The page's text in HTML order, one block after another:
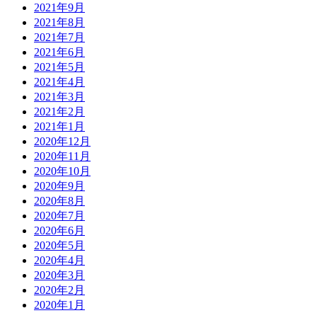
2021年9月
2021年8月
2021年7月
2021年6月
2021年5月
2021年4月
2021年3月
2021年2月
2021年1月
2020年12月
2020年11月
2020年10月
2020年9月
2020年8月
2020年7月
2020年6月
2020年5月
2020年4月
2020年3月
2020年2月
2020年1月